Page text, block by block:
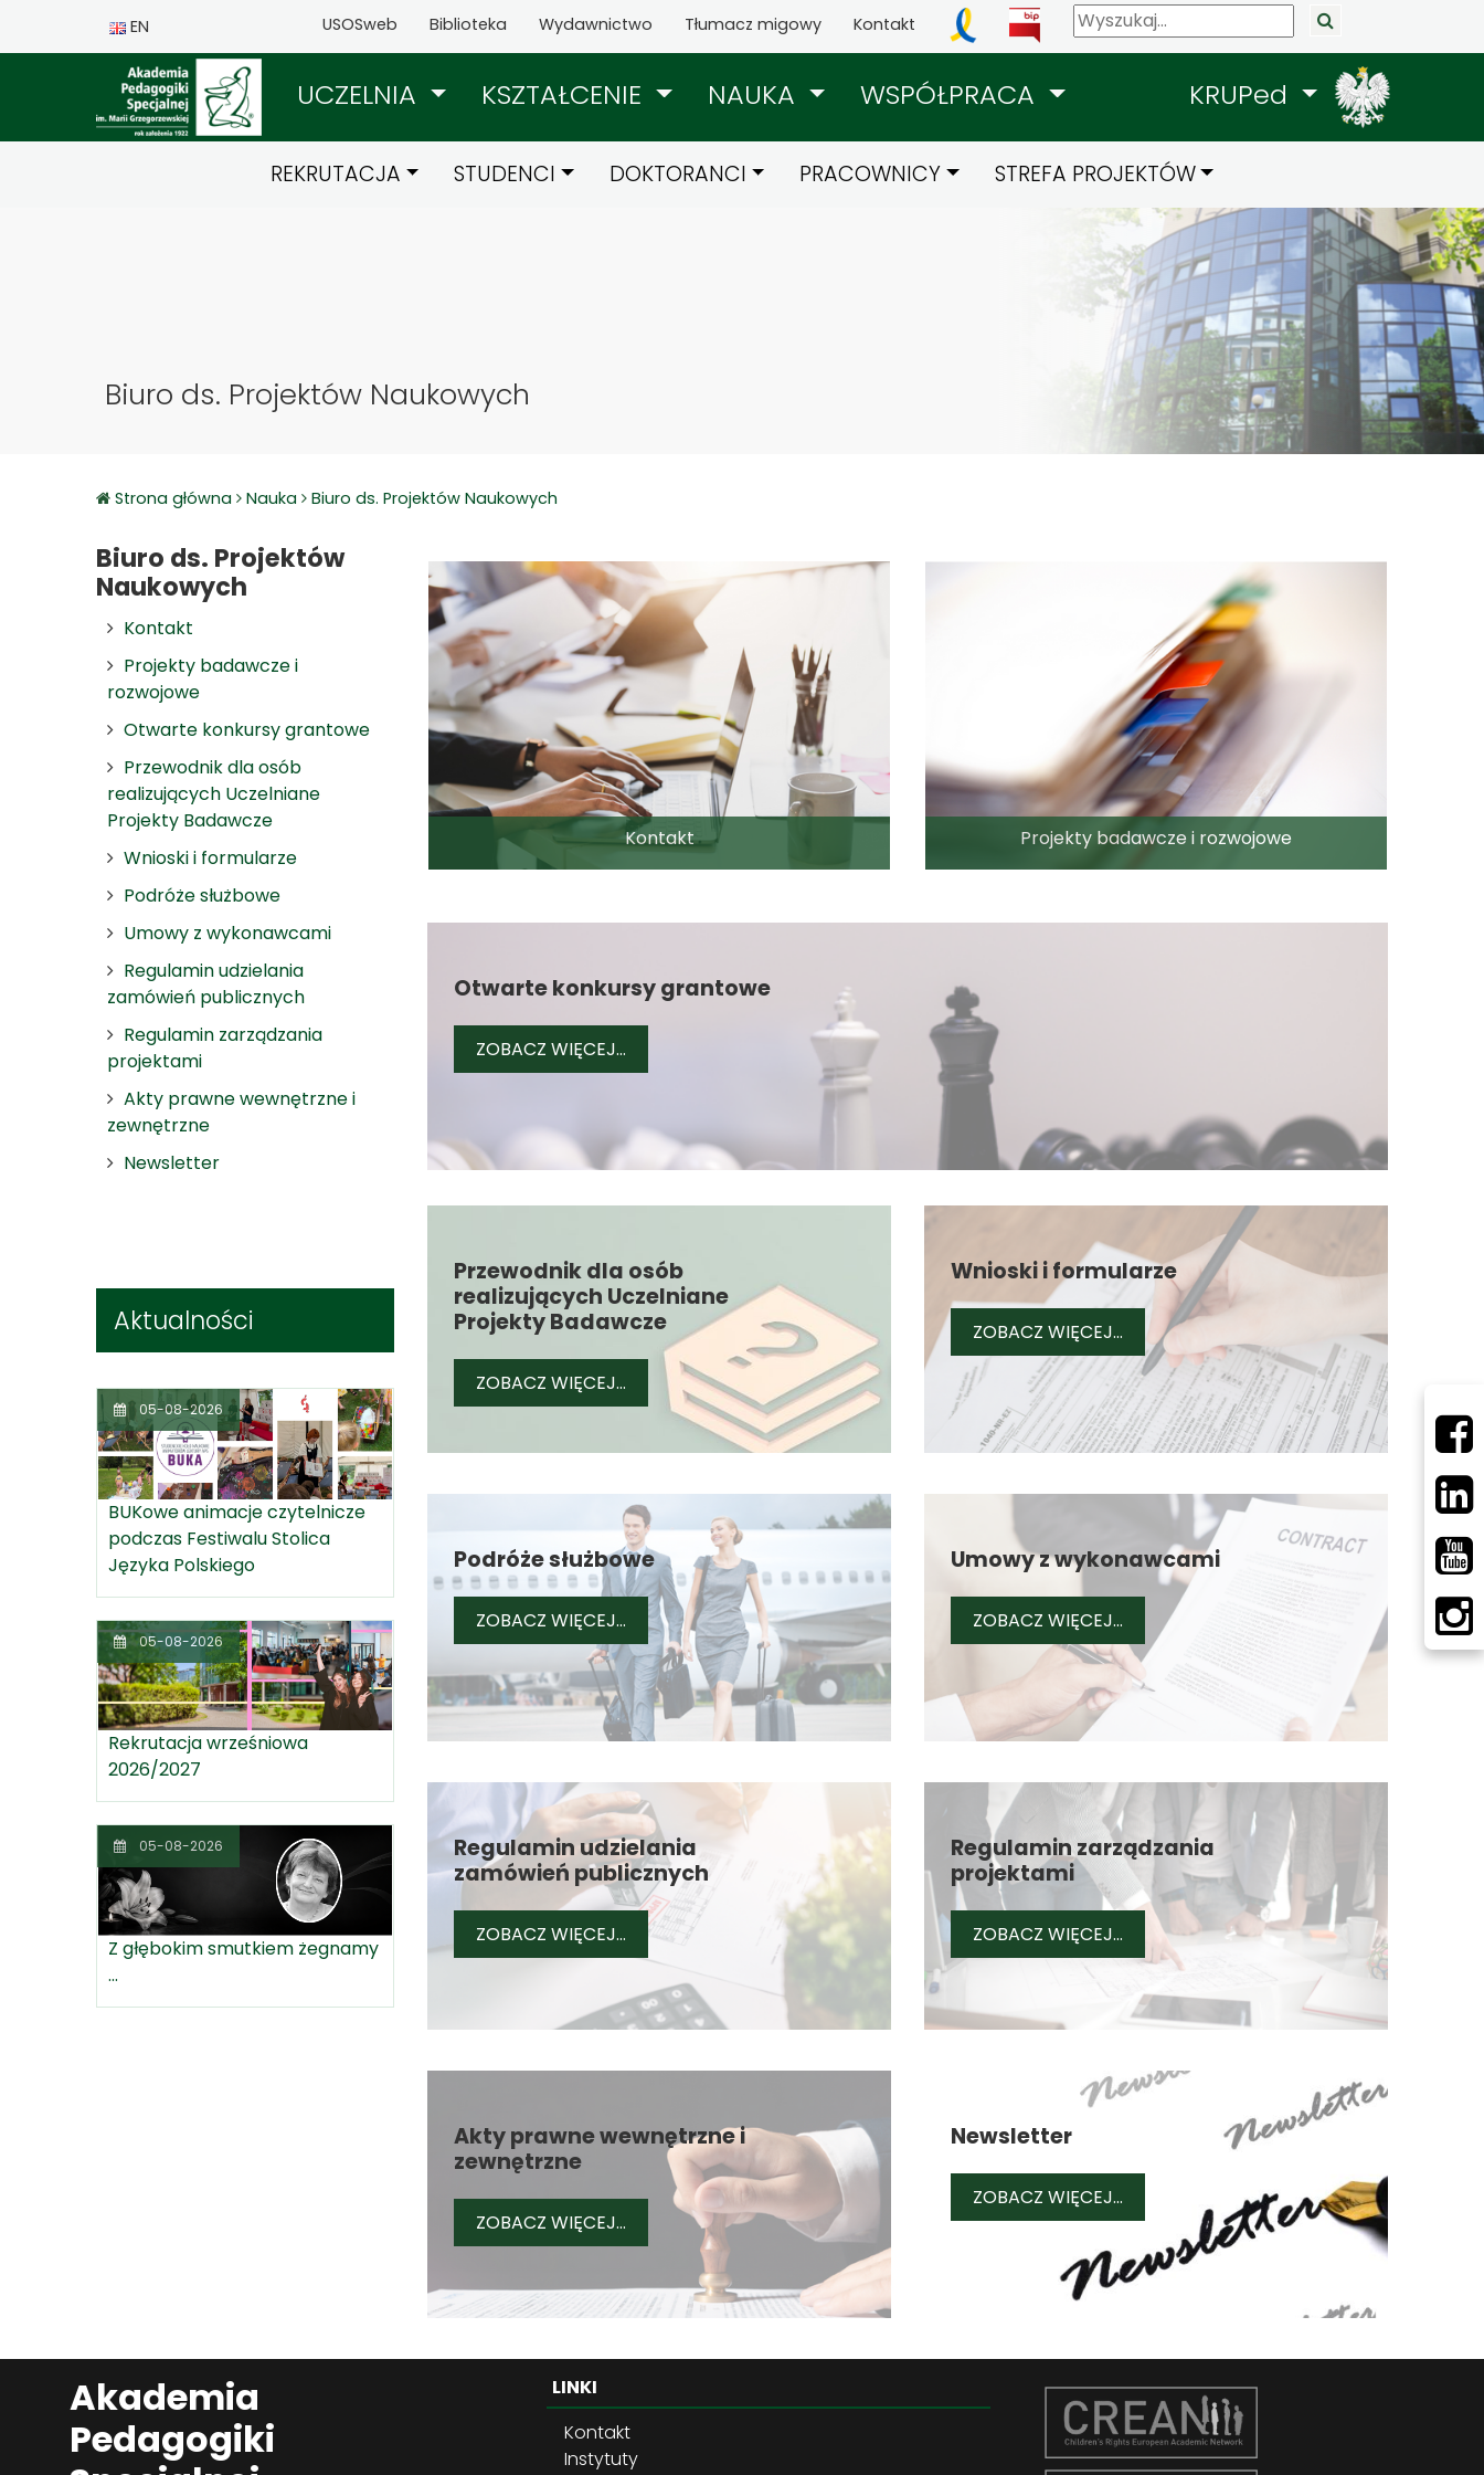
EN USOSweb Biblioteka Wydawnictwo Tłumacz migowy Kontakt
UCZELNIA KSZTAŁCENIE NAUKA WSPÓŁPRACA KRUPed
REKRUTACJA STUDENCI DOKTORANCI PRACOWNICY STREFA PROJEKTÓW
Biuro ds. Projektów Naukowych
Strona główna Nauka Biuro ds. Projektów Naukowych
Biuro ds. Projektów
Naukowych
Kontakt
Projekty badawcze i
rozwojowe
Otwarte konkursy grantowe
Przewodnik dla osób
realizujących Uczelniane
Projekty Badawcze
Wnioski i formularze
Podróże służbowe
Umowy z wykonawcami
Regulamin udzielania
zamówień publicznych
Regulamin zarządzania
projektami
Akty prawne wewnętrzne i
zewnętrzne
Newsletter
Aktualności
05-08-2026
BUKowe animacje czytelnicze
podczas Festiwalu Stolica
Języka Polskiego
05-08-2026
Rekrutacja wrześniowa
2026/2027
05-08-2026
Z głębokim smutkiem żegnamy
...
Kontakt Projekty badawcze i rozwojowe
Otwarte konkursy grantowe
ZOBACZ WIĘCEJ... OTWARTE KONKURSY GRANTOWE
Przewodnik dla osób
realizujących Uczelniane
Projekty Badawcze
ZOBACZ WIĘCEJ... PRZEWODNIK DLA OSÓB REALIZUJĄCYCH UCZELNIANE PROJEKTY BADAWCZE
Wnioski i formularze
ZOBACZ WIĘCEJ... WNIOSKI I FORMULARZE
Podróże służbowe
ZOBACZ WIĘCEJ... PODRÓŻE SŁUŻBOWE
Umowy z wykonawcami
ZOBACZ WIĘCEJ... UMOWY Z WYKONAWCAMI
Regulamin udzielania
zamówień publicznych
ZOBACZ WIĘCEJ... REGULAMIN UDZIELANIA ZAMÓWIEŃ PUBLICZNYCH
Regulamin zarządzania
projektami
ZOBACZ WIĘCEJ... REGULAMIN ZARZĄDZANIA PROJEKTAMI
Akty prawne wewnętrzne i
zewnętrzne
ZOBACZ WIĘCEJ... AKTY PRAWNE WEWNĘTRZNE I ZEWNĘTRZNE
Newsletter
ZOBACZ WIĘCEJ...
Akademia
Pedagogiki
LINKI
Kontakt
Instytuty